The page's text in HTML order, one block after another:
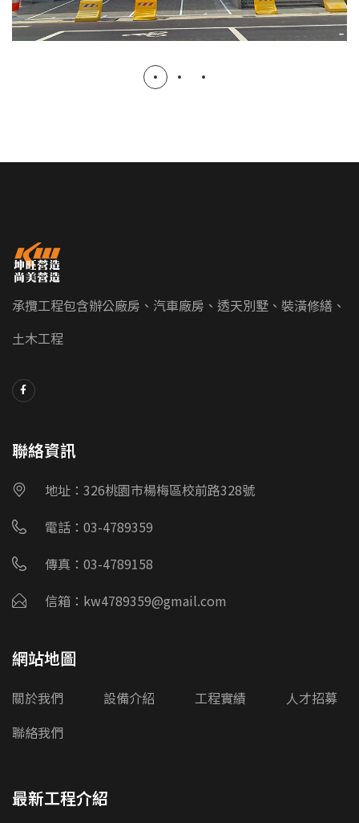
承攬工程包含辦公廠房、汽車廠房、透天別墅、裝潢修繕、
土木工程
聯絡資訊
地址：326桃園市楊梅區校前路328號
電話：03-4789359
傳真：03-4789158
信箱：kw4789359@gmail.com
網站地圖
關於我們 設備介紹 工程實績
人才招募
聯絡我們
最新工程介紹